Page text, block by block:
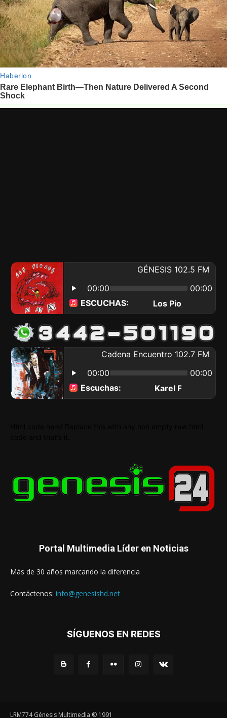
Portal Multimedia Líder en Noticias
Más de 30 años marcando la diferencia
Contáctenos: info@genesishd.net
SÍGUENOS EN REDES
LRM774 Génesis Multimedia © 1991